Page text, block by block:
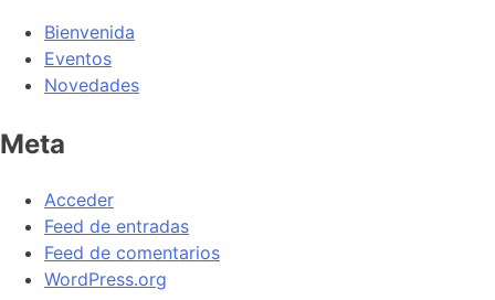
Bienvenida
Eventos
Novedades
Meta
Acceder
Feed de entradas
Feed de comentarios
WordPress.org